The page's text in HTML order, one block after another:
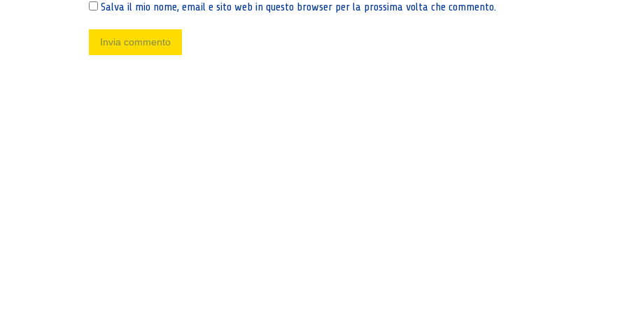
Salva il mio nome, email e sito web in questo browser per la prossima volta che commento.